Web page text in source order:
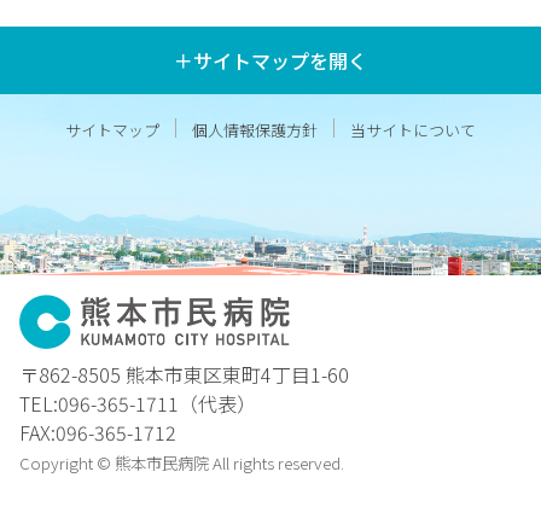
＋サイトマップを開く
サイトマップ 個人情報保護方針 当サイトについて
〒862-8505 熊本市東区東町4丁目1-60
TEL:096-365-1711（代表）
FAX:096-365-1712
Copyright © 熊本市民病院 All rights reserved.